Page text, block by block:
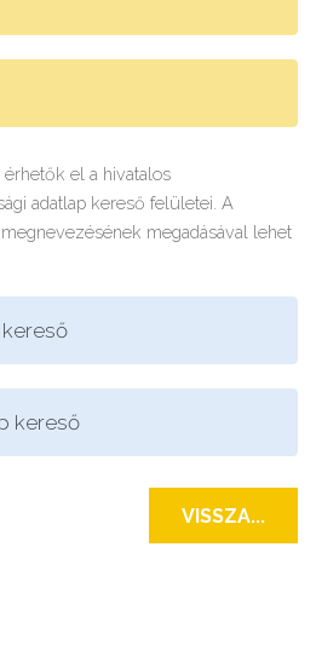
el a hivatalos
adatlap kereső felületei. A
megadásával lehet
kereső
VISSZA...